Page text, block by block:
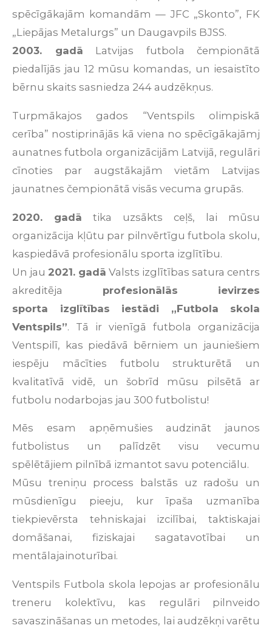
spēcīgākajām komandām — JFC „Skonto”, FK
„Liepājas Metalurgs” un Daugavpils BJSS.
2003. gadā Latvijas futbola
čempionātā
piedalījās jau 12 mūsu komandas, un iesaistīto
bērnu skaits sasniedza 244 audzēkņus.
Turpmākajos gados
“Ventspils olimpiskā
cerība” nostiprinājās kā viena no spēcīgākajāmj
aunatnes futbola organizācijām Latvijā, regulāri
cīnoties
par augstākajām vietām Latvijas
jaunatnes čempionātā visās vecuma grupās.
2020. gadā tika uzsākts ceļš, lai
mūsu
organizācija kļūtu par pilnvērtīgu futbola skolu,
kaspiedāvā profesionālu sporta izglītību.
Un jau 2021. gadā Valsts izglītības satura centrs
akreditēja
profesionālās ievirzes
sporta izglītības iestādi „Futbola
skola
Ventspils”. Tā ir vienīgā futbola
organizācija
Ventspilī, kas piedāvā bērniem un jauniešiem
iespēju
mācīties futbolu strukturētā
un
kvalitatīvā
vidē, un šobrīd mūsu pilsētā
ar
futbolu nodarbojas jau 300 futbolistu!
Mēs esam apņēmušies audzināt
jaunos
futbolistus
un palīdzēt visu
vecumu
spē ētājiem pilnībā izmantot savu potenciā lu.
Mūsu
treniņu process balstās uz radošu
un
mūsdienīgu
pieeju, kur īpaša
uzmanība
tiekpievērsta tehniskajai izcilībai,taktiskajai
domāšanai, fiziskajai sagatavotībai
un
mentālajainoturībai.
Ventspils Futbola skola lepojas ar profesionālu
treneru
kolektīvu, kas regulāri
pilnveido
savaszināšanas un metodes, lai audzēkņi varētu